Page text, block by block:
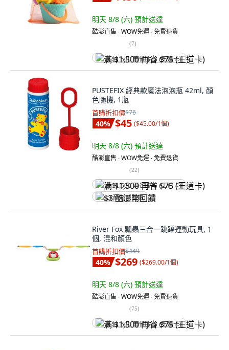
明天 8/8 (六) 預計送達
酷澎直售 ∙ WOW免運 ∙ 免費退貨
(7)
满 $1,500 再省 $75 (王道卡)
PUSTEFIX 經典款魔法泡泡瓶 42ml, 顏
色隨機, 1瓶
首購折扣價$76
40% $45 ($45.00/1個)
明天 8/8 (六) 預計送達
酷澎直售 ∙ WOW免運 ∙ 免費退貨
(22)
满 $1,500 再省 $75 (王道卡)
$3 酷澎幣回饋
River Fox 瓢蟲三合一跳躍運動玩具, 1
個, 混和顏色
首購折扣價$449
40% $269 ($269.00/1個)
明天 8/8 (六) 預計送達
酷澎直售 ∙ WOW免運 ∙ 免費退貨
(75)
满 $1,500 再省 $75 (王道卡)